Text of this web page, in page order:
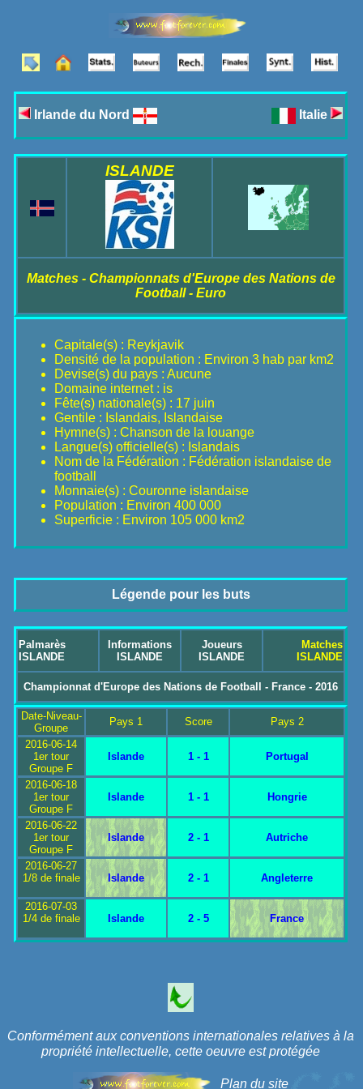
Irlande du Nord Italie
ISLANDE
Matches - Championnats d'Europe des Nations de
Football - Euro
Capitale(s) : Reykjavik
Densité de la population : Environ 3 hab par km2
Devise(s) du pays : Aucune
Domaine internet : is
Fête(s) nationale(s) : 17 juin
Gentile : Islandais, Islandaise
Hymne(s) : Chanson de la louange
Langue(s) officielle(s) : Islandais
Nom de la Fédération : Fédération islandaise de
football
Monnaie(s) : Couronne islandaise
Population : Environ 400 000
Superficie : Environ 105 000 km2
Légende pour les buts
Palmarès
ISLANDE
Informations
ISLANDE
Joueurs
ISLANDE
Matches
ISLANDE
Championnat d'Europe des Nations de Football - France - 2016
Date-Niveau-
Groupe
Pays 1 Score
Pays 2
2016-06-14
1er tour
Groupe F
Islande 1 - 1 Portugal
2016-06-18
1er tour
Groupe F
Islande 1 - 1 Hongrie
2016-06-22
1er tour
Groupe F
Islande 2 - 1 Autriche
2016-06-27
1/8 de finale
Islande 2 - 1 Angleterre
2016-07-03
1/4 de finale
Islande 2 - 5 France
Conformément aux conventions internationales relatives à la
propriété intellectuelle, cette oeuvre est protégée
Plan du site